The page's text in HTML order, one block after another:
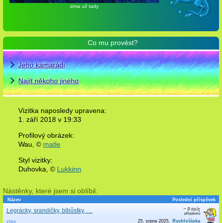
zima už tady
Co mu provést?
Jeho kamarádi
Najít někoho jiného
Vizitka naposledy upravena:
1. září 2018 v 19:33
Profilový obrázek:
Wau,© matle
Styl vizitky:
Duhovka, © Lukkinn
Nástěnky, které jsem si oblíbil:
Název Poslední příspěvek
vtipy
Legrácky, srandičky, blbůstky, … ~ 9 tisíc
Rychlošípka
25. srpna 2025